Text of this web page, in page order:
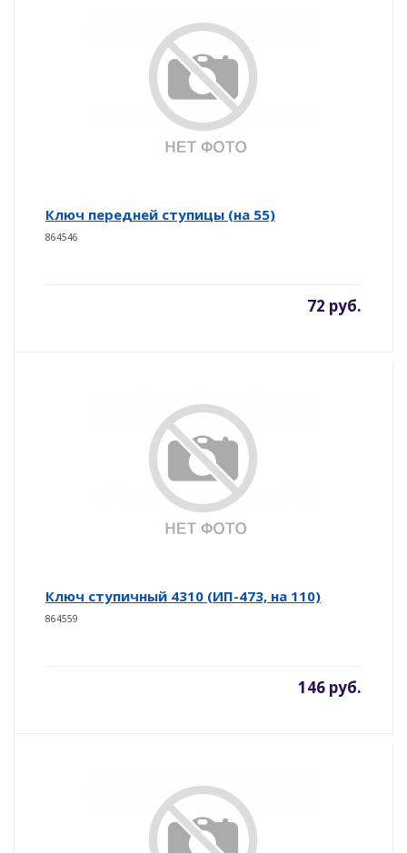
Ключ передней ступицы (на 55)
864546
72 руб.
Ключ ступичный 4310 (ИП-473, на 110)
864559
146 руб.